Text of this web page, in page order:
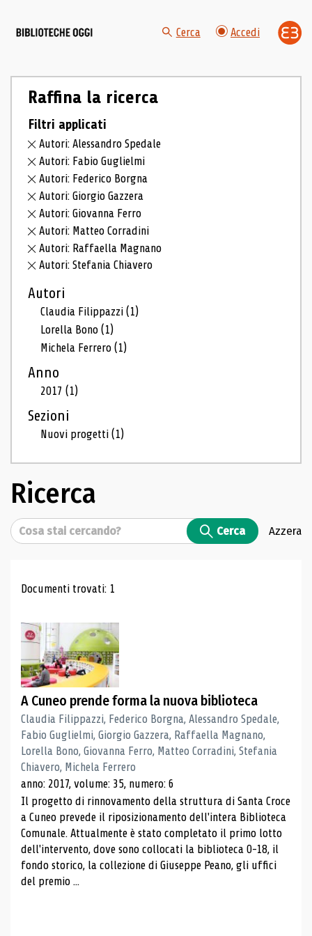
Cerca Accedi
Raffina la ricerca
Filtri applicati
Autori: Alessandro Spedale
Autori: Fabio Guglielmi
Autori: Federico Borgna
Autori: Giorgio Gazzera
Autori: Giovanna Ferro
Autori: Matteo Corradini
Autori: Raffaella Magnano
Autori: Stefania Chiavero
Autori
Claudia Filippazzi(1)
Lorella Bono(1)
Michela Ferrero(1)
Anno
2017(1)
Sezioni
Nuovi progetti(1)
Ricerca
Cerca Cerca Azzera
Risultati di ricerca
Documenti trovati: 1
A Cuneo prende forma la nuova biblioteca
Claudia Filippazzi, Federico Borgna, Alessandro Spedale,
Fabio Guglielmi, Giorgio Gazzera, Raffaella Magnano,
Lorella Bono, Giovanna Ferro, Matteo Corradini, Stefania
Chiavero, Michela Ferrero
anno: 2017, volume: 35, numero: 6
Il progetto di rinnovamento della struttura di Santa Croce
a Cuneo prevede il riposizionamento dell'intera Biblioteca
Comunale. Attualmente è stato completato il primo lotto
dell'intervento, dove sono collocati la biblioteca 0-18, il
fondo storico, la collezione di Giuseppe Peano, gli uffici
del premio ...